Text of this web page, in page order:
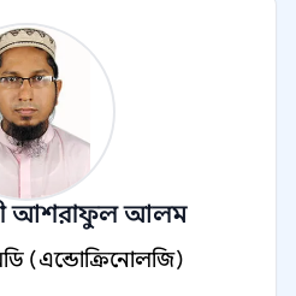
আশরাফুল আলম
(এন্ডোক্রিনোলজি)